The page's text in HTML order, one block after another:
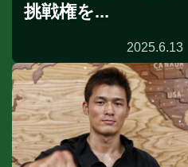
挑戦権を...
2025.6.13